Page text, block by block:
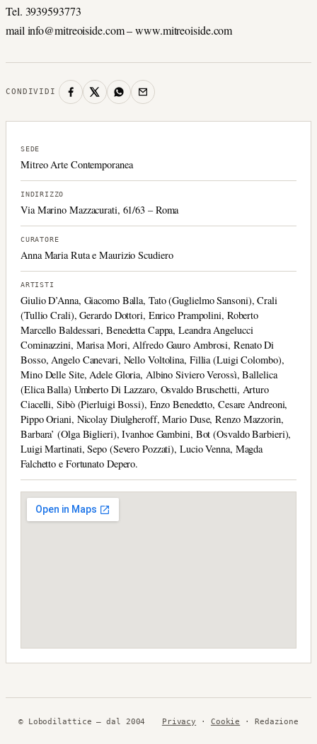
Tel. 3939593773
mail info@mitreoiside.com – www.mitreoiside.com
CONDIVIDI
SEDE
Mitreo Arte Contemporanea
INDIRIZZO
Via Marino Mazzacurati, 61/63 – Roma
CURATORE
Anna Maria Ruta e Maurizio Scudiero
ARTISTI
Giulio D’Anna, Giacomo Balla, Tato (Guglielmo Sansoni), Crali
(Tullio Crali), Gerardo Dottori, Enrico Prampolini, Roberto
Marcello Baldessari, Benedetta Cappa, Leandra Angelucci
Cominazzini, Marisa Mori, Alfredo Gauro Ambrosi, Renato Di
Bosso, Angelo Canevari, Nello Voltolina, Fillia (Luigi Colombo),
Mino Delle Site, Adele Gloria, Albino Siviero Verossì, Ballelica
(Elica Balla) Umberto Di Lazzaro, Osvaldo Bruschetti, Arturo
Ciacelli, Sibò (Pierluigi Bossi), Enzo Benedetto, Cesare Andreoni,
Pippo Oriani, Nicolay Diulgheroff, Mario Duse, Renzo Mazzorin,
Barbara’ (Olga Biglieri), Ivanhoe Gambini, Bot (Osvaldo Barbieri),
Luigi Martinati, Sepo (Severo Pozzati), Lucio Venna, Magda
Falchetto e Fortunato Depero.
© Lobodilattice — dal 2004 Privacy · Cookie · Redazione